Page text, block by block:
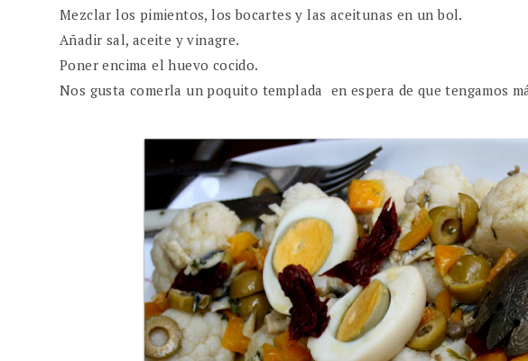
Mezclar los pimientos, los bocartes y las aceitunas en un bol.
Añadir sal, aceite y vinagre.
Poner encima el huevo cocido.
Nos gusta comerla un poquito templada en espera de que tengamos